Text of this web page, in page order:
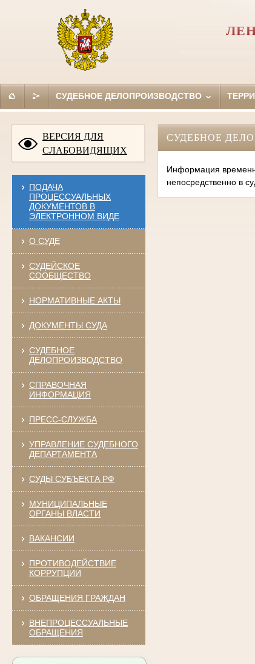
СУДЕБНОЕ ДЕЛОПРОИЗВОДСТВО
ВЕРСИЯ ДЛЯ
СЛАБОВИДЯЩИХ
ПОДАЧА
ПРОЦЕССУАЛЬНЫХ
ДОКУМЕНТОВ В
ЭЛЕКТРОННОМ ВИДЕ
О СУДЕ
СУДЕЙСКОЕ
СООБЩЕСТВО
НОРМАТИВНЫЕ АКТЫ
ДОКУМЕНТЫ СУДА
СУДЕБНОЕ
ДЕЛОПРОИЗВОДСТВО
СПРАВОЧНАЯ
ИНФОРМАЦИЯ
ПРЕСС-СЛУЖБА
УПРАВЛЕНИЕ СУДЕБНОГО
ДЕПАРТАМЕНТА
СУДЫ СУБЪЕКТА РФ
МУНИЦИПАЛЬНЫЕ
ОРГАНЫ ВЛАСТИ
ВАКАНСИИ
ПРОТИВОДЕЙСТВИЕ
КОРРУПЦИИ
ОБРАЩЕНИЯ ГРАЖДАН
ВНЕПРОЦЕССУАЛЬНЫЕ
ОБРАЩЕНИЯ
СУДЕБНОЕ
Информация
непосредственно в